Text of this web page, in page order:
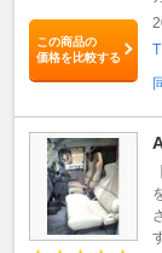
この商品の
価格を比較する